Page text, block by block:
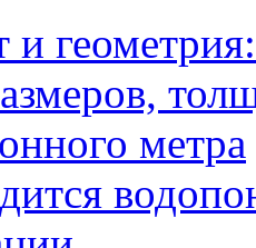
и
метра